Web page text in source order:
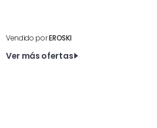
Vendido porEROSKI
Ver más ofertas